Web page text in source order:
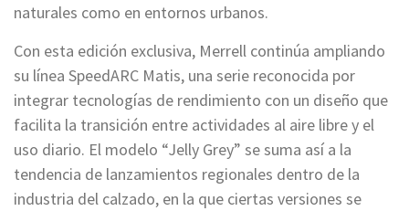
naturales como en entornos urbanos.
Con esta edición exclusiva, Merrell continúa ampliando
su línea SpeedARC Matis, una serie reconocida por
integrar tecnologías de rendimiento con un diseño que
facilita la transición entre actividades al aire libre y el
uso diario. El modelo “Jelly Grey” se suma así a la
tendencia de lanzamientos regionales dentro de la
industria del calzado, en la que ciertas versiones se